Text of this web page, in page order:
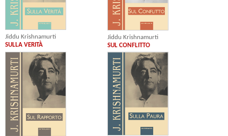
Jiddu Krishnamurti
SULLA VERITÀ
Jiddu Krishnamurti
SUL CONFLITTO